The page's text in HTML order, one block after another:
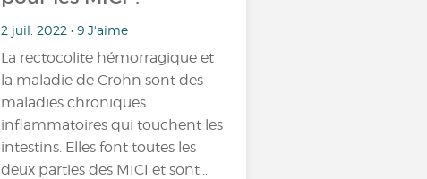
2 juil. 2022 • 9 J'aime
La rectocolite hémorragique et
la maladie de Crohn sont des
maladies chroniques
inflammatoires qui touchent les
intestins. Elles font toutes les
deux parties des MICI et sont…